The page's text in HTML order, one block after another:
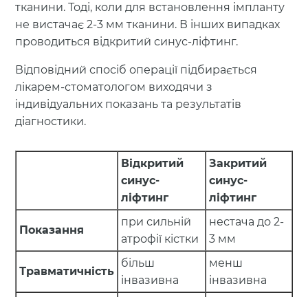
тканини. Тоді, коли для встановлення імпланту
не вистачає 2-3 мм тканини. В інших випадках
проводиться відкритий синус-ліфтинг.
Відповідний спосіб операції підбирається
лікарем-стоматологом виходячи з
індивідуальних показань та результатів
діагностики.
Відкритий
синус-
ліфтинг
Закритий
синус-
ліфтинг
Показання
при сильній
атрофії кістки
нестача до 2-
3 мм
Травматичність
більш
інвазивна
менш
інвазивна